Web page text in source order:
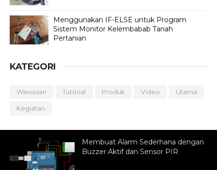
Menggunakan IF-ELSE untuk Program
Sistem Monitor Kelembabab Tanah
Pertanian
KATEGORI
Wawasan Tutorial Produk Video Utama
Kegiatan
Membuat Alarm Sederhana dengan
Buzzer Aktif dan Sensor PIR